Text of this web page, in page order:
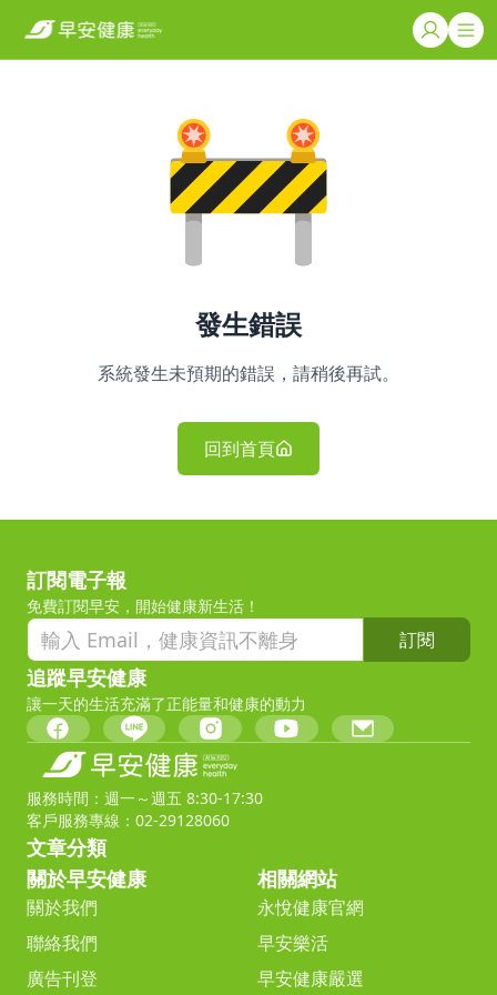
發生錯誤
系統發生未預期的錯誤，請稍後再試。
回到首頁
訂閱電子報
免費訂閱早安，開始健康新生活！
訂閱
追蹤早安健康
讓一天的生活充滿了正能量和健康的動力
服務時間：週一～週五 8:30-17:30
客戶服務專線：02-29128060
文章分類
關於早安健康
關於我們
聯絡我們
廣告刊登
相關網站
永悅健康官網
早安樂活
早安健康嚴選